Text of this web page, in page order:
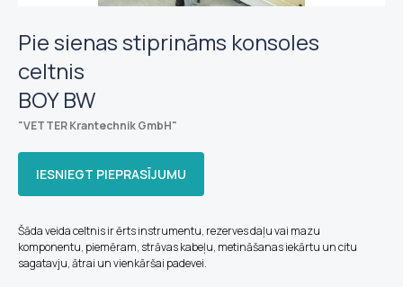
Pie sienas stiprināms konsoles
celtnis
BOY BW
"VETTER Krantechnik GmbH"
IESNIEGT PIEPRASĪJUMU
Šāda veida celtnis ir ērts instrumentu, rezerves daļu vai mazu
komponentu, piemēram, strāvas kabeļu, metināšanas iekārtu un citu
sagatavju, ātrai un vienkāršai padevei.